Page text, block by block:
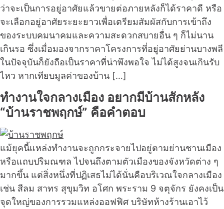
ว่าจะเป็นการอยู่อาศัยแล้วขายต่อภายหลังก็ได้ราคาดี หรือ
จะเลือกอยู่อาศัยระยะยาวเพื่อเตรียมสัมผัสกับการเข้าถึง
ของระบบคมนาคมและความสะดวกสบายอื่น ๆ ก็ไม่นาน
เกินรอ ซึ่งเมื่อมองจากราคาโครงการที่อยู่อาศัยย่านบางพลี
ในปัจจุบันก็ยังถือเป็นราคาที่น่าพึงพอใจ ไม่ได้สูงจนเกินรับ
ไหว หากเทียบมูลค่าของบ้าน […]
ทำงานใจกลางเมือง อยากมีบ้านสักหลัง
“บ้านราชพฤกษ์” คือคำตอบ
แม้ยุคนี้แหล่งทำงานจะถูกกระจายไปอยู่ตามย่านชานเมือง
หรือแถบปริมณฑล ไปจนถึงตามตัวเมืองของจังหวัดต่าง ๆ
มากขึ้น แต่สิ่งหนึ่งที่ปฏิเสธไม่ได้นั่นคือบริเวณใจกลางเมือง
เช่น สีลม สาทร สุขุมวิท อโศก พระราม 9 จตุจักร ยังคงเป็น
จุดใหญ่ของการรวมแหล่งออฟฟิศ บริษัทห้างร้านเอาไว้